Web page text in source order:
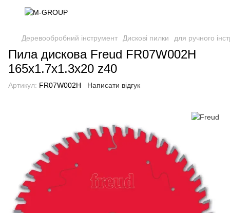
Деревообробний інструмент Дискові пилки для ручного
Пила дискова Freud FR07W002H
165x1.7x1.3x20 z40
Артикул: FR07W002H Написати відгук